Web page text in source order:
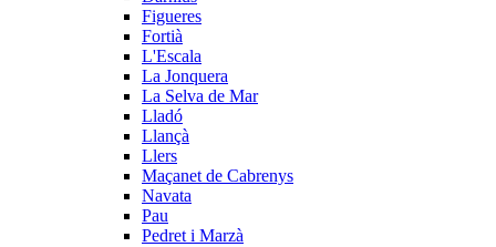
Figueres
Fortià
L'Escala
La Jonquera
La Selva de Mar
Lladó
Llançà
Llers
Maçanet de Cabrenys
Navata
Pau
Pedret i Marzà